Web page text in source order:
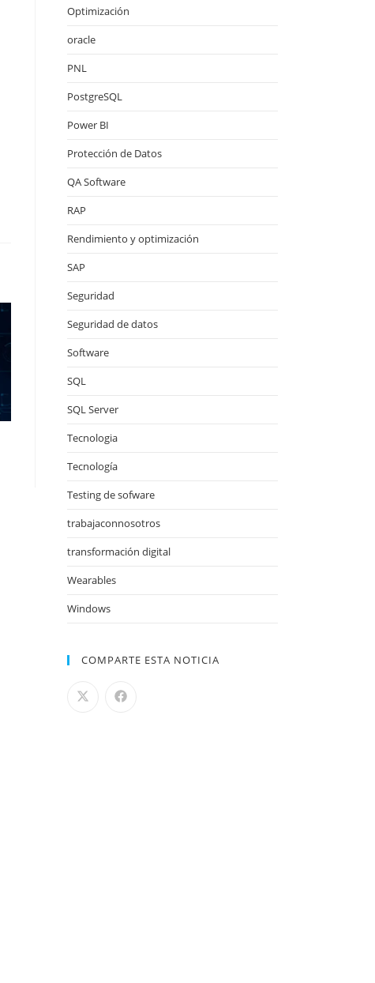
Optimización
oracle
PNL
PostgreSQL
Power BI
Protección de Datos
QA Software
RAP
Rendimiento y optimización
SAP
Seguridad
Seguridad de datos
Software
SQL
SQL Server
Tecnologia
Tecnología
Testing de sofware
trabajaconnosotros
transformación digital
Wearables
Windows
COMPARTE ESTA NOTICIA